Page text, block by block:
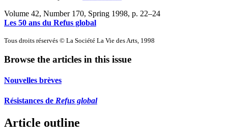
Volume 42, Number 170, Spring 1998, p. 22–24
Les 50 ans du Refus global
Tous droits réservés © La Société La Vie des Arts, 1998
Browse the articles in this issue
Nouvelles brèves
Résistances de Refus global
Article outline